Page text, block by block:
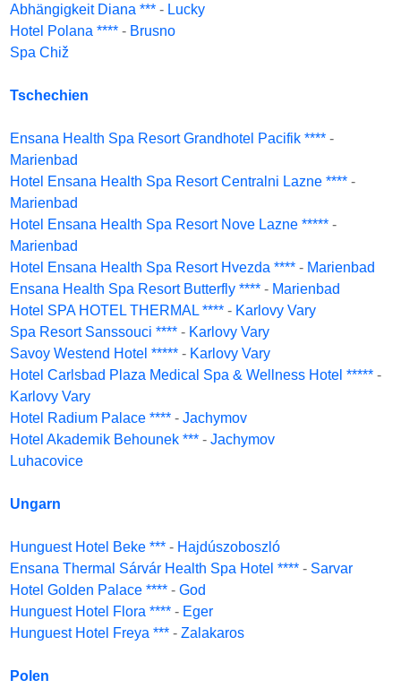
Abhängigkeit Diana *** - Lucky
Hotel Polana **** - Brusno
Spa Chiž
Tschechien
Ensana Health Spa Resort Grandhotel Pacifik **** -
Marienbad
Hotel Ensana Health Spa Resort Centralni Lazne **** -
Marienbad
Hotel Ensana Health Spa Resort Nove Lazne ***** -
Marienbad
Hotel Ensana Health Spa Resort Hvezda **** - Marienbad
Ensana Health Spa Resort Butterfly **** - Marienbad
Hotel SPA HOTEL THERMAL **** - Karlovy Vary
Spa Resort Sanssouci **** - Karlovy Vary
Savoy Westend Hotel ***** - Karlovy Vary
Hotel Carlsbad Plaza Medical Spa & Wellness Hotel ***** -
Karlovy Vary
Hotel Radium Palace **** - Jachymov
Hotel Akademik Behounek *** - Jachymov
Luhacovice
Ungarn
Hunguest Hotel Beke *** - Hajdúszoboszló
Ensana Thermal Sárvár Health Spa Hotel **** - Sarvar
Hotel Golden Palace **** - God
Hunguest Hotel Flora **** - Eger
Hunguest Hotel Freya *** - Zalakaros
Polen